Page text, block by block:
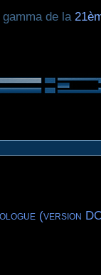
de la
(version